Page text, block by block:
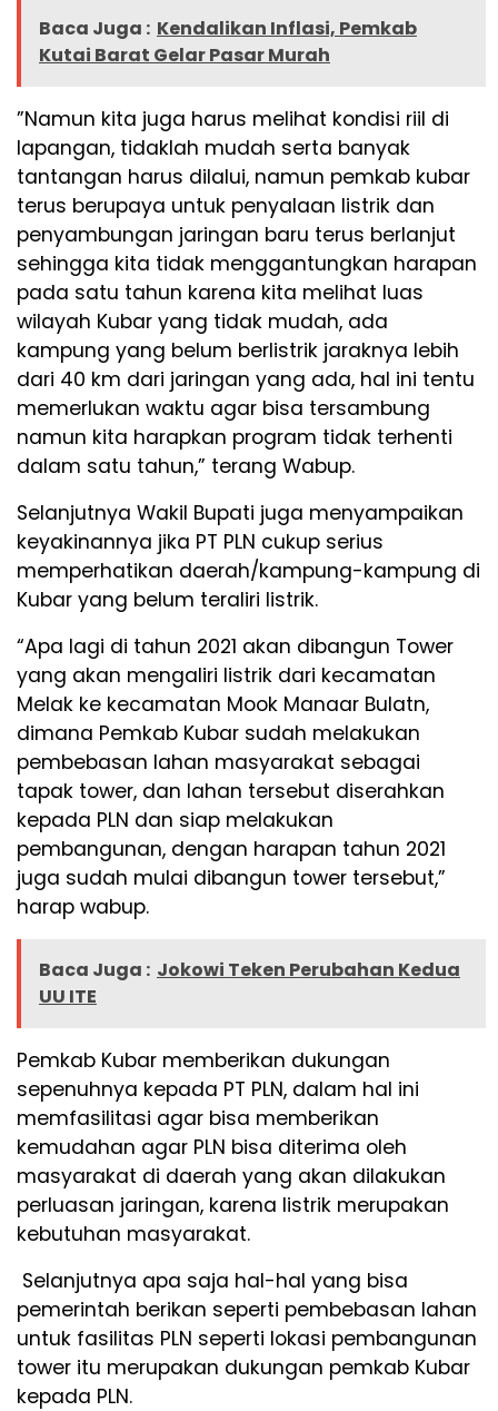
Baca Juga : Kendalikan Inflasi, Pemkab
Kutai Barat Gelar Pasar Murah
”Namun kita juga harus melihat kondisi riil di
lapangan, tidaklah mudah serta banyak
tantangan harus dilalui, namun pemkab kubar
terus berupaya untuk penyalaan listrik dan
penyambungan jaringan baru terus berlanjut
sehingga kita tidak menggantungkan harapan
pada satu tahun karena kita melihat luas
wilayah Kubar yang tidak mudah, ada
kampung yang belum berlistrik jaraknya lebih
dari 40 km dari jaringan yang ada, hal ini tentu
memerlukan waktu agar bisa tersambung
namun kita harapkan program tidak terhenti
dalam satu tahun,” terang Wabup.
Selanjutnya Wakil Bupati juga menyampaikan
keyakinannya jika PT PLN cukup serius
memperhatikan daerah/kampung-kampung di
Kubar yang belum teraliri listrik.
“Apa lagi di tahun 2021 akan dibangun Tower
yang akan mengaliri listrik dari kecamatan
Melak ke kecamatan Mook Manaar Bulatn,
dimana Pemkab Kubar sudah melakukan
pembebasan lahan masyarakat sebagai
tapak tower, dan lahan tersebut diserahkan
kepada PLN dan siap melakukan
pembangunan, dengan harapan tahun 2021
juga sudah mulai dibangun tower tersebut,”
harap wabup.
Baca Juga : Jokowi Teken Perubahan Kedua
UU ITE
Pemkab Kubar memberikan dukungan
sepenuhnya kepada PT PLN, dalam hal ini
memfasilitasi agar bisa memberikan
kemudahan agar PLN bisa diterima oleh
masyarakat di daerah yang akan dilakukan
perluasan jaringan, karena listrik merupakan
kebutuhan masyarakat.
Selanjutnya apa saja hal-hal yang bisa
pemerintah berikan seperti pembebasan lahan
untuk fasilitas PLN seperti lokasi pembangunan
tower itu merupakan dukungan pemkab Kubar
kepada PLN.